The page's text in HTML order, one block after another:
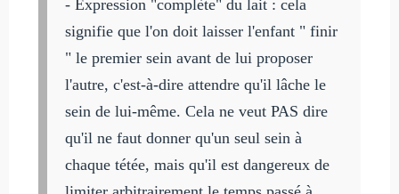
- Expression "complète" du lait : cela
signifie que l'on doit laisser l'enfant " finir
" le premier sein avant de lui proposer
l'autre, c'est-à-dire attendre qu'il lâche le
sein de lui-même. Cela ne veut PAS dire
qu'il ne faut donner qu'un seul sein à
chaque tétée, mais qu'il est dangereux de